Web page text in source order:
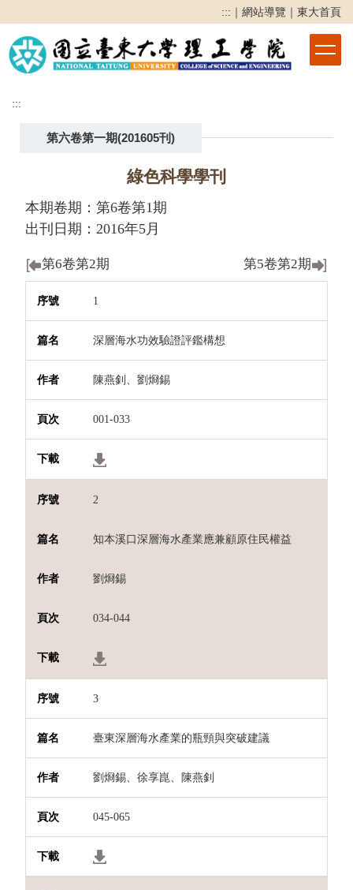
到
主
要
區
::: ｜ 網站導覽 ｜ 東大首頁
:::
第六卷第一期(201605刊)
綠色科學學刊
本期卷期：第6卷第1期
出刊日期：2016年5月
第6卷第2期 第5卷第2期
序號 篇名
1
深層海水功效驗證評鑑構想
陳燕釗、劉烱錫
001-033
2
知本溪口深層海水產業應兼顧原住民權益
劉烱錫
034-044
3
臺東深層海水產業的瓶頸與突破建議
劉烱錫、徐享崑、陳燕釗
045-065